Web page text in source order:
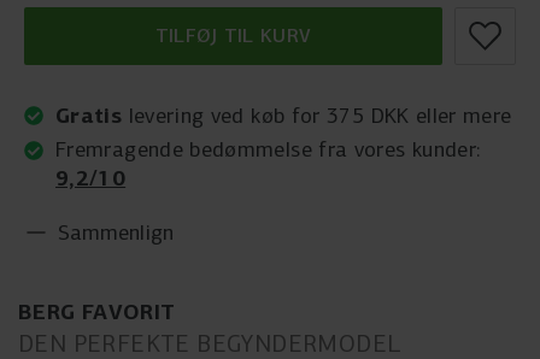
BERG FAVORIT
DEN PERFEKTE BEGYNDERMODEL
TILFØJ TIL KURV
Gratis levering ved køb for 375 DKK eller mere
Fremragende bedømmelse fra vores kunder:
9,2/10
Sammenlign